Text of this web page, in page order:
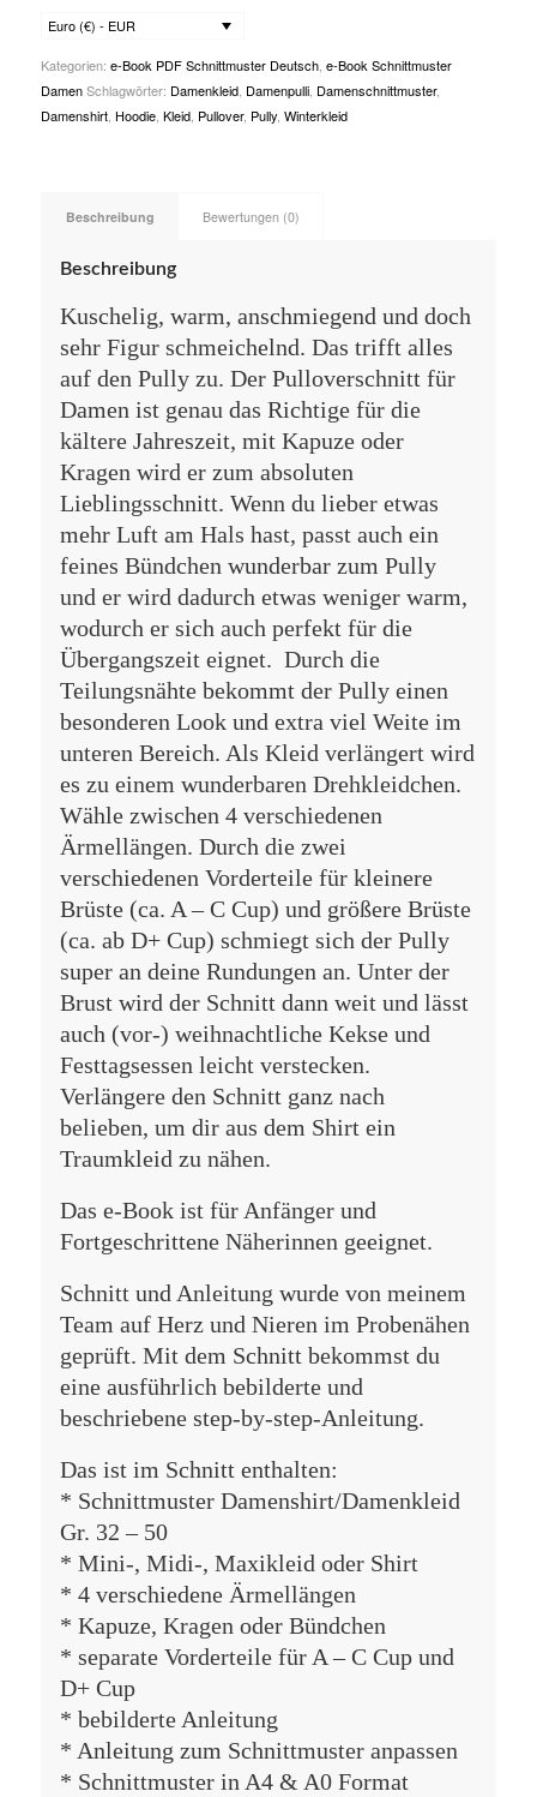
Euro (€) - EUR
Kategorien: e-Book PDF Schnittmuster Deutsch, e-Book Schnittmuster
Damen Schlagwörter: Damenkleid, Damenpulli, Damenschnittmuster,
Damenshirt, Hoodie, Kleid, Pullover, Pully, Winterkleid
Beschreibung Bewertungen (0)
Beschreibung
Kuschelig, warm, anschmiegend und doch
sehr Figur schmeichelnd. Das trifft alles
auf den Pully zu. Der Pulloverschnitt für
Damen ist genau das Richtige für die
kältere Jahreszeit, mit Kapuze oder
Kragen wird er zum absoluten
Lieblingsschnitt. Wenn du lieber etwas
mehr Luft am Hals hast, passt auch ein
feines Bündchen wunderbar zum Pully
und er wird dadurch etwas weniger warm,
wodurch er sich auch perfekt für die
Übergangszeit eignet. Durch die
Teilungsnähte bekommt der Pully einen
besonderen Look und extra viel Weite im
unteren Bereich. Als Kleid verlängert wird
es zu einem wunderbaren Drehkleidchen.
Wähle zwischen 4 verschiedenen
Ärmellängen. Durch die zwei
verschiedenen Vorderteile für kleinere
Brüste (ca. A – C Cup) und größere Brüste
(ca. ab D+ Cup) schmiegt sich der Pully
super an deine Rundungen an. Unter der
Brust wird der Schnitt dann weit und lässt
auch (vor-) weihnachtliche Kekse und
Festtagsessen leicht verstecken.
Verlängere den Schnitt ganz nach
belieben, um dir aus dem Shirt ein
Traumkleid zu nähen.
Das e-Book ist für Anfänger und
Fortgeschrittene Näherinnen geeignet.
Schnitt und Anleitung wurde von meinem
Team auf Herz und Nieren im Probenähen
geprüft. Mit dem Schnitt bekommst du
eine ausführlich bebilderte und
beschriebene step-by-step-Anleitung.
Das ist im Schnitt enthalten:
* Schnittmuster Damenshirt/Damenkleid
Gr. 32 – 50
* Mini-, Midi-, Maxikleid oder Shirt
* 4 verschiedene Ärmellängen
* Kapuze, Kragen oder Bündchen
* separate Vorderteile für A – C Cup und
D+ Cup
* bebilderte Anleitung
* Anleitung zum Schnittmuster anpassen
* Schnittmuster in A4 & A0 Format